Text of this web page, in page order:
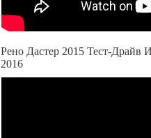
Рено Дастер 2015 Тест-Драйв
2016